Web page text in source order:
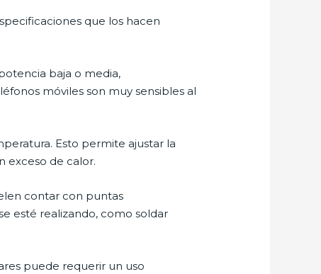
que los hacen
baja o media,
móviles son muy sensibles al
Esto permite ajustar la
exceso de calor.
contar con puntas
esté realizando, como soldar
puede requerir un uso